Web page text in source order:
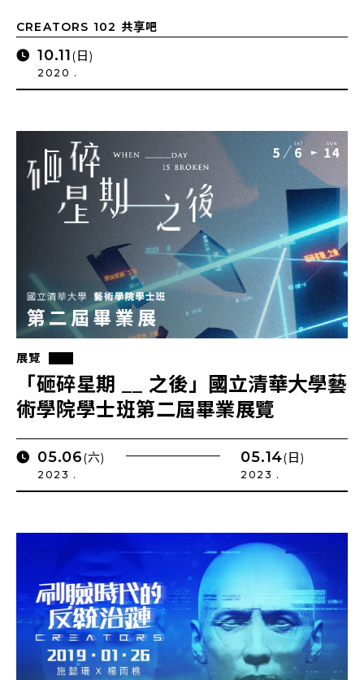
CREATORS 102 共享吧
10.11(日)
2020 .
展覽
「砸碎星期 __ 之後」國立清華大學藝
術學院學士班第二屆畢業展覽
05.06(六)
2023 .
05.14(日)
2023 .